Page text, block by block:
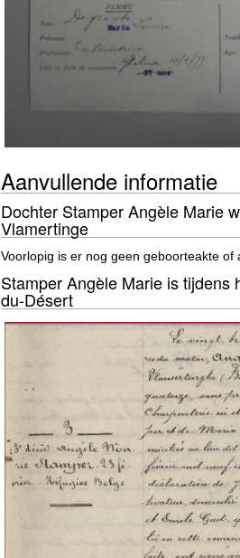
Aanvullende informatie
Dochter Stamper Angèle Marie
Vlamertinge
Voorlopig is er nog geen geboorteakte
Stamper Angèle Marie is tijdens
du-Désert